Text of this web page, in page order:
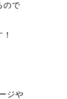
ので
ジや